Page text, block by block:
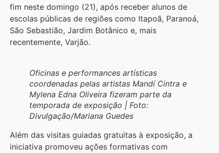
fim neste domingo (21), após receber alunos de
escolas públicas de regiões como Itapoã, Paranoá,
São Sebastião, Jardim Botânico e, mais
recentemente, Varjão.
Oficinas e performances artísticas
coordenadas pelas artistas Mandí Cintra e
Mylena Edna Oliveira fizeram parte da
temporada de exposição | Foto:
Divulgação/Mariana Guedes
Além das visitas guiadas gratuitas à exposição, a
iniciativa promoveu ações formativas com